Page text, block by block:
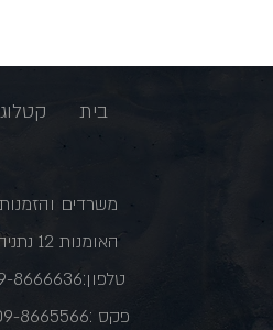
בית קטלוג
משרדים והזמנות
האומנות 12 נתניה
טלפון:09-8666636
פקס :09-8665566